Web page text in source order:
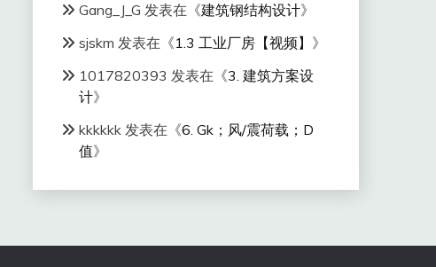
Gang_J_G 发表在《建筑钢结构设计》
sjskm 发表在《1.3 工业厂房【视频】 》
1017820393 发表在《3. 建筑方案设
计》
kkkkkk 发表在《6. Gk；风/震荷载；D
值》